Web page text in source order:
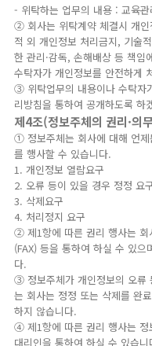
- 위탁하는 업무의 내용 : 교육
② 회사는 위탁계약 체결시 개인
적 외 개인정보 처리금지, 기술
한 관리·감독, 손해배상 등 책
수탁자가 개인정보를 안전하게
③ 위탁업무의 내용이나 수탁자
리방침을 통하여 공개하도록 하
제4조(정보주체의 권리·의
① 정보주체는 회사에 대해 언제
를 행사할 수 있습니다.
1. 개인정보 열람요구
2. 오류 등이 있을 경우 정정 요
3. 삭제요구
4. 처리정지 요구
② 제1항에 따른 권리 행사는 회
(FAX) 등을 통하여 하실 수 있
다.
③ 정보주체가 개인정보의 오류
는 회사는 정정 또는 삭제를 완
하지 않습니다.
④ 제1항에 따른 권리 행사는 정
대리인을 통하여 하실 수 있습